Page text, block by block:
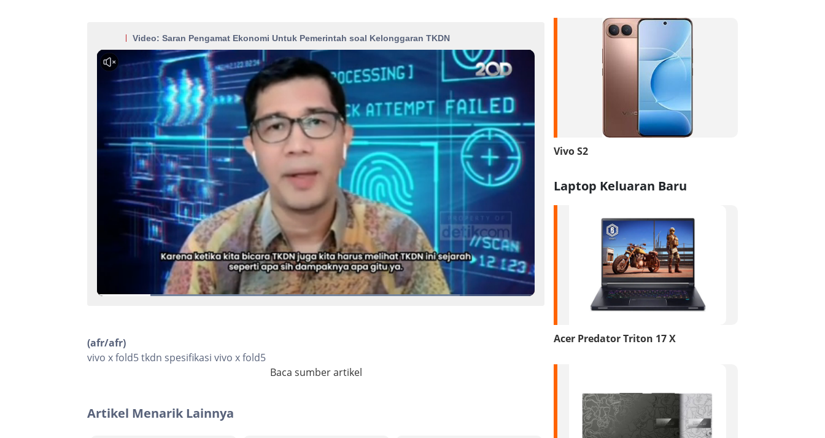
Video: Saran Pengamat Ekonomi Untuk Pemerintah soal Kelonggaran TKDN
(afr/afr)
vivo x fold5 tkdn spesifikasi vivo x fold5
Baca sumber artikel
Artikel Menarik Lainnya
Vivo S2
Laptop Keluaran Baru
Acer Predator Triton 17 X